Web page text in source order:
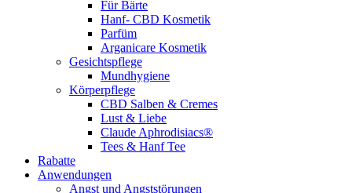
Für Bärte
Hanf- CBD Kosmetik
Parfüm
Arganicare Kosmetik
Gesichtspflege
Mundhygiene
Körperpflege
CBD Salben & Cremes
Lust & Liebe
Claude Aphrodisiacs®
Tees & Hanf Tee
Rabatte
Anwendungen
Angst und Angststörungen